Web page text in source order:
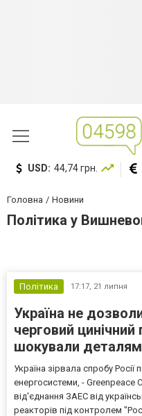
USD: 44,74 грн.
Головна Новини
Політика у
Політика 17:17, 21 липня
Україна не
черговий цинічний
шокували
Україна зірвала спробу
енергосистеми, - Greenpeace
від'єднання ЗАЕС від
реакторів під контролем